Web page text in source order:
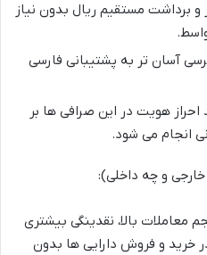
و برداشت مستقیم ریال بدون نیاز
آسان تر به پشتیبانی فارسی
احراز هویت در این صرافی ها بر
انجام می شود.
و چه داخلی):
معاملات بالا، نقدینگی بیشتری
خرید و فروش دارایی ها بدون